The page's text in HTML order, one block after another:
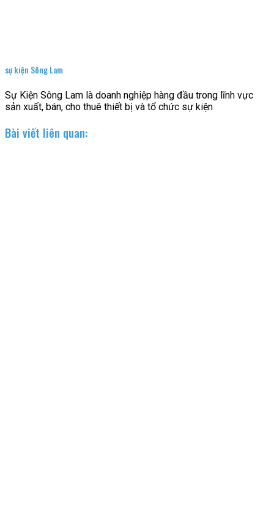
sự kiện Sông Lam
Sự Kiện Sông Lam là doanh nghiệp hàng đầu trong lĩnh vực
sản xuất, bán, cho thuê thiết bị và tổ chức sự kiện
Bài viết liên quan: